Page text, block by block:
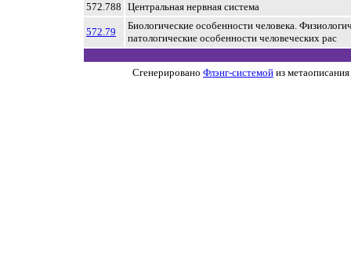
572.788 Центральная нервная система
572.79
Биологические особенности человека.
патологические особенности человеческих рас
Сгенерировано Флэнг-системой из